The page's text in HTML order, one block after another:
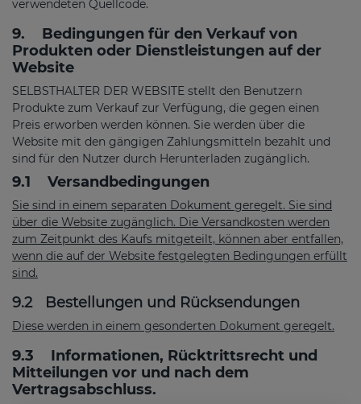
verwendeten Quellcode.
9.
Bedingungen für den Verkauf von
Produkten oder Dienstleistungen auf der
Website
SELBSTHALTER DER WEBSITE stellt den Benutzern
Produkte zum Verkauf zur Verfügung, die gegen einen
Preis erworben werden können. Sie werden über die
Website mit den gängigen Zahlungsmitteln bezahlt und
sind für den Nutzer durch Herunterladen zugänglich.
9.1 Versandbedingungen
Sie sind in einem separaten Dokument geregelt. Sie sind
über die Website zugänglich. Die Versandkosten werden
zum Zeitpunkt des Kaufs mitgeteilt, können aber entfallen,
wenn die auf der Website festgelegten Bedingungen erfüllt
sind.
9.2 Bestellungen und Rücksendungen
Diese werden in einem gesonderten Dokument geregelt.
9.3
Informationen, Rücktrittsrecht und
Mitteilungen vor und nach dem
Vertragsabschluss.